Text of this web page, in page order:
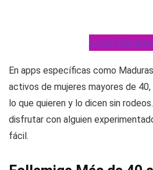
Visitar
En apps específicas como
activos de mujeres mayores de
lo que quieren y lo dicen sin
disfrutar con alguien
fácil.